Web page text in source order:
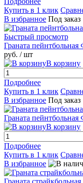
Купить в 1 клик
В избранное Под заказ
Быстрый просмотр
Граната
руб. / шт
В корзину
Подробнее
Купить в 1 клик
В избранное Под заказ
Граната
В корзину
Подробнее
Купить в 1 клик
В избранное